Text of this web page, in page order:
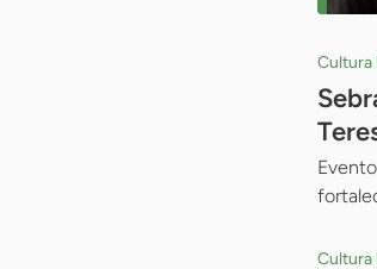
Cultura
Cultura